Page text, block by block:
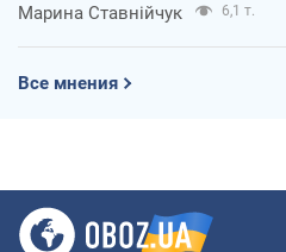
Марина Ставнійчук 6,1 т.
Все мнения